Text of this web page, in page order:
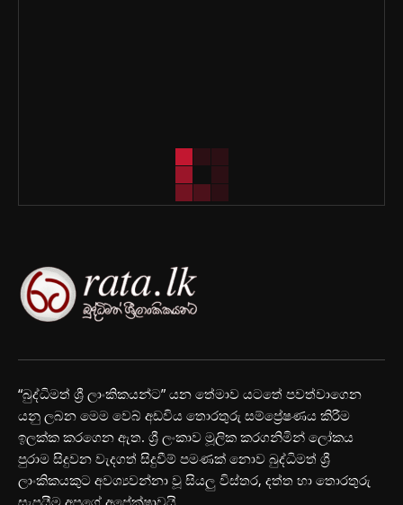
“බුද්ධිමත් ශ්‍රී ලාංකිකයන්ට” යන තේමාව යටතේ පවත්වාගෙන
යනු ලබන මෙම වෙබ් අඩවිය තොරතුරු සම්ප්‍රේෂණය කිරීම
ඉලක්ක කරගෙන ඇත. ශ්‍රී ලංකාව මූලික කරගනිමින් ලෝකය
පුරාම සිදුවන වැදගත් සිදුවීම් පමණක් නොව බුද්ධිමත් ශ්‍රී
ලාංකිකයකුට අවශ්‍යවන්නා වූ සියලු විස්තර, දත්ත හා තොරතුරු
සැපයීම අපගේ අපේක්ෂාවයි.